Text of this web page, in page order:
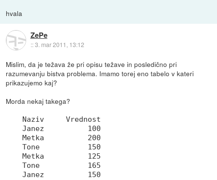
hvala
ZePe
::3. mar 2011, 13:12
Mislim, da je težava že pri opisu težave in posledično pri
razumevanju bistva problema. Imamo torej eno tabelo v kateri
prikazujemo kaj?
Morda nekaj takega?
Naziv     Vrednost
Janez          100
Metka          200
Tone           150
Metka          125
Tone           165